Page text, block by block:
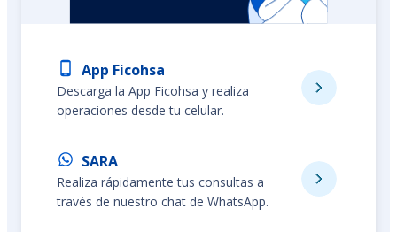
App Ficohsa
Descarga la App Ficohsa y realiza
operaciones desde tu celular.
SARA
Realiza rápidamente tus consultas a
través de nuestro chat de WhatsApp.